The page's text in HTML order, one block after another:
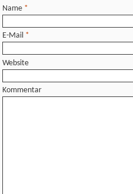
Name *
E-Mail *
Website
Kommentar